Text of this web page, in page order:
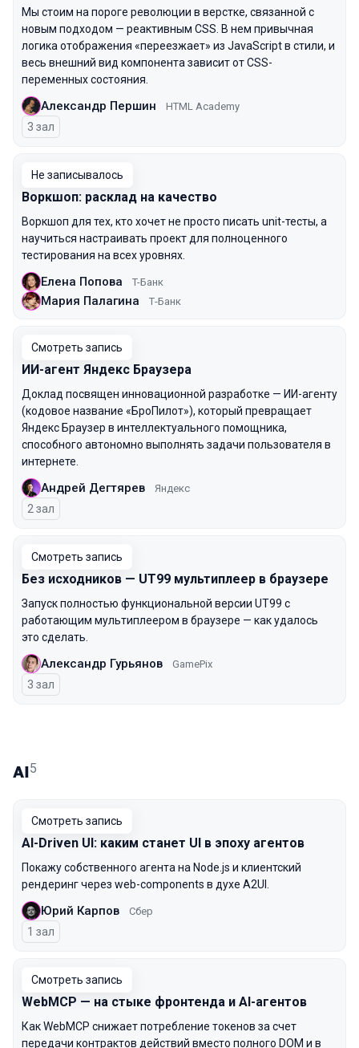
Мы стоим на пороге революции в верстке, связанной с
новым подходом — реактивным CSS. В нем привычная
логика отображения «переезжает» из JavaScript в стили, и
весь внешний вид компонента зависит от CSS-
переменных состояния.
Александр Першин HTML Academy
3 зал
Не записывалось
Воркшоп: расклад на качество
Воркшоп для тех, кто хочет не просто писать unit-тесты, а
научиться настраивать проект для полноценного
тестирования на всех уровнях.
Елена Попова T-Банк
Мария Палагина Т-Банк
Смотреть запись
ИИ-агент Яндекс Браузера
Доклад посвящен инновационной разработке — ИИ-агенту
(кодовое название «БроПилот»), который превращает
Яндекс Браузер в интеллектуального помощника,
способного автономно выполнять задачи пользователя в
интернете.
Андрей Дегтярев Яндекс
2 зал
Смотреть запись
Без исходников — UT99 мультиплеер в браузере
Запуск полностью функциональной версии UT99 с
работающим мультиплеером в браузере — как удалось
это сделать.
Александр Гурьянов GamePix
3 зал
AI5
Смотреть запись
AI-Driven UI: каким станет UI в эпоху агентов
Покажу собственного агента на Node.js и клиентский
рендеринг через web-components в духе A2UI.
Юрий Карпов Сбер
1 зал
Смотреть запись
WebMCP — на стыке фронтенда и AI-агентов
Как WebMCP снижает потребление токенов за счет
передачи контрактов действий вместо полного DOM и в